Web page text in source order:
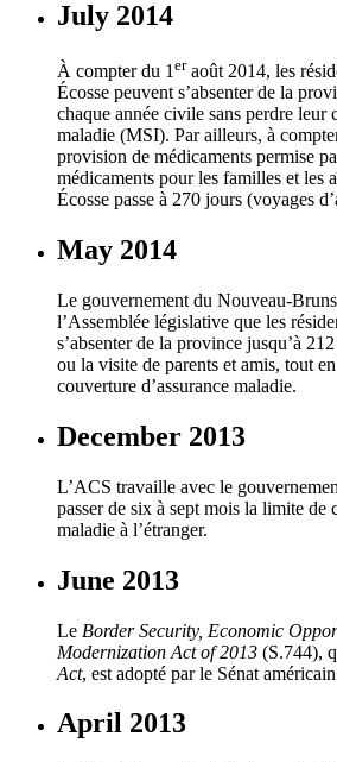
July 2014
À compter du 1 eraoût 2014, les
Écosse peuvent s’absenter de la
chaque année civile sans perdre leur
maladie (MSI). Par ailleurs, à
provision de médicaments permise
médicaments pour les familles et les
Écosse passe à 270 jours (voyages
May 2014
Le gouvernement du Nouveau-
l’Assemblée législative que les
s’absenter de la province jusqu’à
ou la visite de parents et amis, tout
couverture d’assurance maladie.
December 2013
L’ACS travaille avec le
passer de six à sept mois la limite de
maladie à l’étranger.
June 2013
Le Border Security, Economic
Modernization Act of 2013 (S.744),
Act, est adopté par le Sénat
April 2013